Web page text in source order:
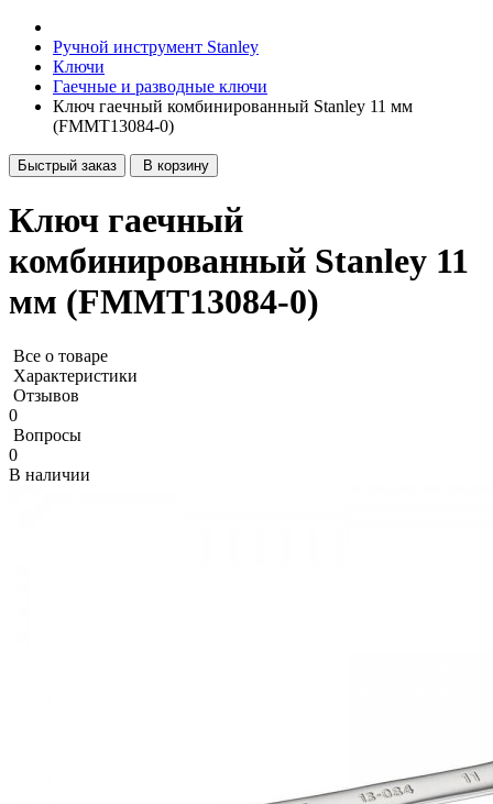
Ручной инструмент Stanley
Ключи
Гаечные и разводные ключи
Ключ гаечный комбинированный Stanley 11 мм
(FMMT13084-0)
Быстрый заказ В корзину
Ключ гаечный
комбинированный Stanley 11
мм (FMMT13084-0)
Все о товаре
Характеристики
Отзывов
0
Вопросы
0
В наличии